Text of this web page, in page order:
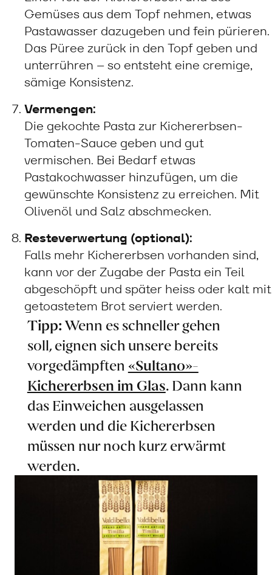
Gemüses aus dem Topf nehmen, etwas
Pastawasser dazugeben und fein pürieren.
Das Püree zurück in den Topf geben und
unterrühren – so entsteht eine cremige,
sämige Konsistenz.
Vermengen:
Die gekochte Pasta zur Kichererbsen-
Tomaten-Sauce geben und gut
vermischen. Bei Bedarf etwas
Pastakochwasser hinzufügen, um die
gewünschte Konsistenz zu erreichen. Mit
Olivenöl und Salz abschmecken.
Resteverwertung (optional):
Falls mehr Kichererbsen vorhanden sind,
kann vor der Zugabe der Pasta ein Teil
abgeschöpft und später heiss oder kalt mit
getoastetem Brot serviert werden.
Tipp:Wenn es schneller gehen
soll, eignen sich unsere bereits
vorgedämpften «Sultano»-
Kichererbsen im Glas. Dann kann
das Einweichen ausgelassen
werden und die Kichererbsen
müssen nur noch kurz erwärmt
werden.